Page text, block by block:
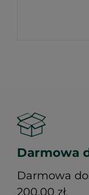
Darmowa
Darmowa
200,00 zł.